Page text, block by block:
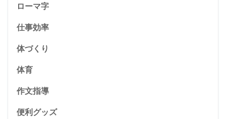
ローマ字
仕事効率
体づくり
体育
作文指導
便利グッズ